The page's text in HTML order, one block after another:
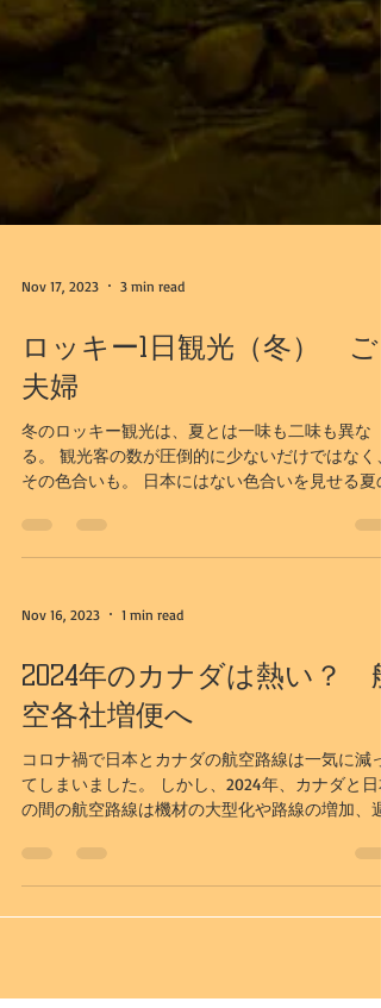
ロッキー1日観光（冬） ご
夫婦
冬のロッキー観光は、夏とは一味も二味も異な
その色合いも。 日本にはない色合いを見せる夏
2024年のカナダは熱い？
空各社増便へ
コロナ禍で日本とカナダの航空路線は一気に減っ
の間の航空路線は機材の大型化や路線の増加、週